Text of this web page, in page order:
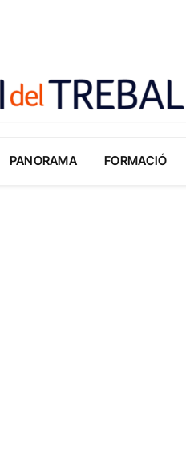
PANORAMA FORMACIÓ